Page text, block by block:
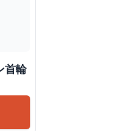
ン首輪